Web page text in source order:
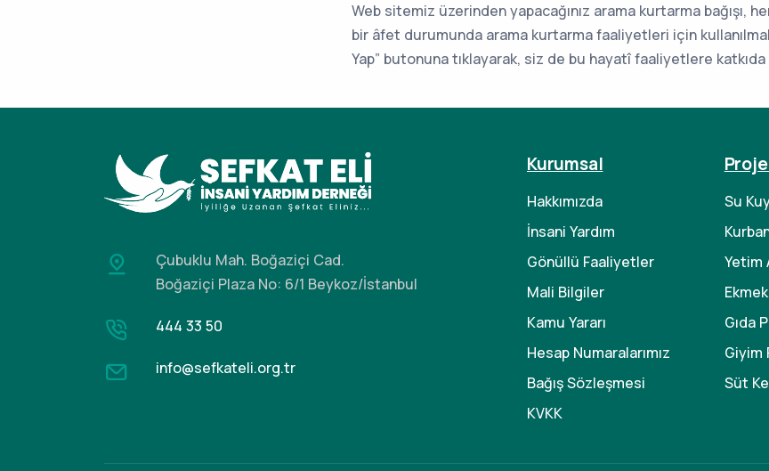
Web sitemiz üzerinden yapacağınız arama kurtarma bağışı,
bir âfet durumunda arama kurtarma faaliyetleri için
Yap” butonuna tıklayarak, siz de bu hayatî faaliyetlere
Çubuklu Mah. Boğaziçi Cad.
Boğaziçi Plaza No: 6/1 Beykoz/İstanbul
444 33 50
info@sefkateli.org.tr
Kurumsal
Hakkımızda
İnsani Yardım
Gönüllü Faaliyetler
Mali Bilgiler
Kamu Yararı
Hesap Numaralarımız
Bağış Sözleşmesi
KVKK
Su
Yetim
Ekmek
Gıda
Giyim
Süt